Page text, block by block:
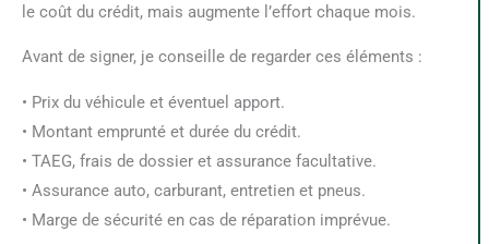
le coût du crédit, mais augmente l’effort chaque mois.
Avant de signer, je conseille de regarder ces éléments :
• Prix du véhicule et éventuel apport.
• Montant emprunté et durée du crédit.
• TAEG, frais de dossier et assurance facultative.
• Assurance auto, carburant, entretien et pneus.
• Marge de sécurité en cas de réparation imprévue.